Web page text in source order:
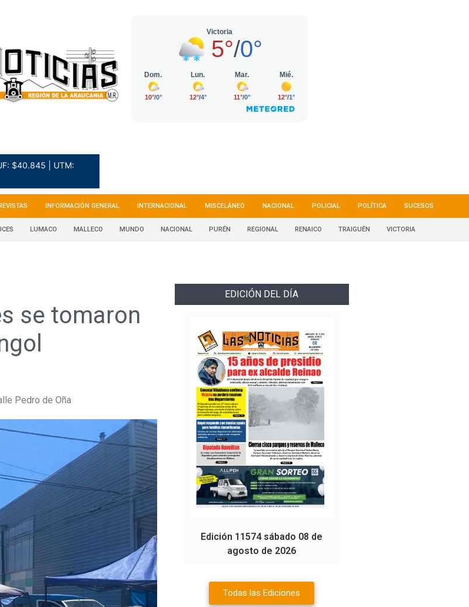
$40.845 | UTM:
INFORMACIÓN GENERAL INTERNACIONAL MISCELÁNEO NACIONAL POLICIAL POLÍTICA SUCESOS
LUMACO MALLECO MUNDO NACIONAL PURÉN REGIONAL RENAICO TRAIGUÉN VICTORIA
se tomaron
Pedro de Oña
EDICIÓN DEL DÍA
Edición 11574 sábado 08 de
agosto de 2026
Todas las Ediciones